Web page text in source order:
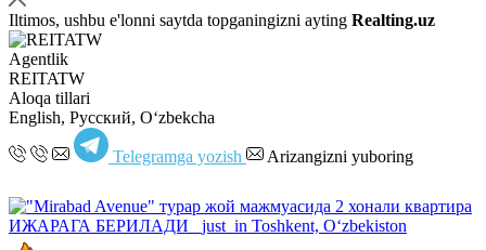
Iltimos, ushbu e'lonni saytda topganingizni ayting Realting.uz
Agentlik
REITATW
Aloqa tillari
English, Русский, Oʻzbekcha
Telegramga yozish Arizangizni yuboring